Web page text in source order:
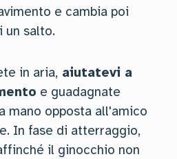
e cambia poi
un salto.
in aria, aiutatevi a
e guadagnate
mano opposta all'amico
In fase di atterraggio,
il ginocchio non